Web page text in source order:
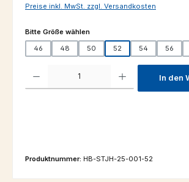
Preise inkl. MwSt. zzgl. Versandkosten
Bitte Größe wählenauswählen
46 48 50 52 54 56
Produkt Anzahl: Gib den gewünschten Wert
In den
Produktnummer: HB-STJH-25-001-52